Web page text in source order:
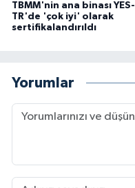
TBMM'nin ana binası YES-
TR'de 'çok iyi' olarak
sertifikalandırıldı
Yorumlar